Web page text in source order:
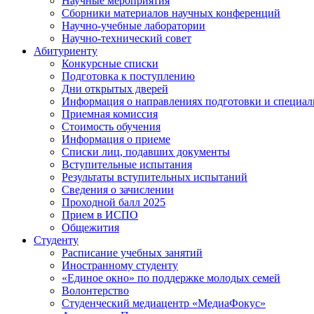
Сборники материалов научных конференций
Научно-учебные лаборатории
Научно-технический совет
Абитуриенту
Конкурсные списки
Подготовка к поступлению
Дни открытых дверей
Информация о направлениях подготовки и
Приемная комиссия
Стоимость обучения
Информация о приеме
Списки лиц, подавших документы
Вступительные испытания
Результаты вступительных испытаний
Сведения о зачислении
Проходной балл 2025
Прием в ИСПО
Общежития
Студенту
Расписание учебных занятий
Иностранному студенту
«Единое окно» по поддержке молодых семей
Волонтерство
Студенческий медиацентр «МедиаФокус»